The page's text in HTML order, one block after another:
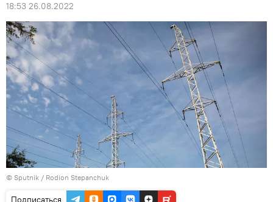
18:53 26.08.2022
© Sputnik / Rodion Stepanchuk
Подписаться